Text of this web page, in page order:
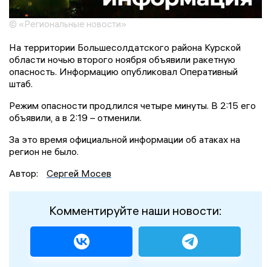
© «Региональные новости»
На территории Большесолдатского района Курской
области ночью второго ноября объявили ракетную
опасность. Информацию опубликовал Оперативный
штаб.
Режим опасности продлился четыре минуты. В 2:15 его
объявили, а в 2:19 – отменили.
За это время официальной информации об атаках на
регион не было.
Автор:
Сергей Мосев
Комментируйте наши новости: